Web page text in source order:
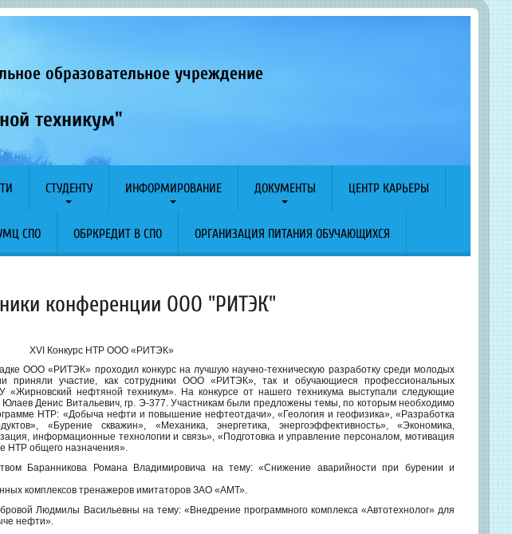
образовательное учреждение
техникум"
СТУДЕНТУ ИНФОРМИРОВАНИЕ ДОКУМЕНТЫ ЦЕНТР КАРЬЕРЫ
СПО ОБРКРЕДИТ В СПО ОРГАНИЗАЦИЯ ПИТАНИЯ ОБУЧАЮЩИХСЯ
конференции ООО "РИТЭК"
XVI Конкурс НТР ООО «РИТЭК»
ООО «РИТЭК» проходил конкурс на лучшую научно-техническую разработку среди молодых
приняли участие, как сотрудники ООО «РИТЭК», так и обучающиеся профессиональных
нефтяной техникум». На конкурсе от нашего техникума выступали следующие
Денис Витальевич, гр. Э-377. Участникам были предложены темы, по которым необходимо
НТР: «Добыча нефти и повышение нефтеотдачи», «Геология и геофизика», «Разработка
«Бурение скважин», «Механика, энергетика, энергоэффективность», «Экономика,
информационные технологии и связь», «Подготовка и управление персоналом, мотивация
НТР общего назначения».
Баранникова Романа Владимировича на тему: «Снижение аварийности при бурении и
комплексов тренажеров имитаторов ЗАО «АМТ».
Людмилы Васильевны на тему: «Внедрение программного комплекса «Автотехнолог» для
нефти».